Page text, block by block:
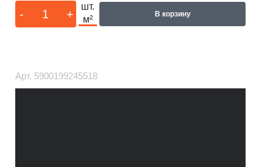
- +
шт.
м²
В корзину
Арт. 5900199245518